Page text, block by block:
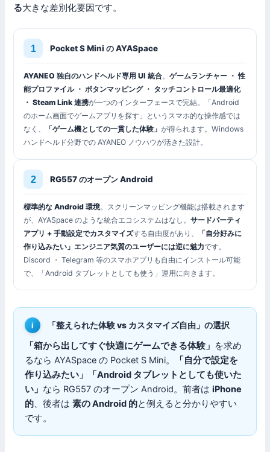
る大きな差別化要因です。
Pocket S Mini の AYASpace
AYANEO 独自のハンドヘルド専用 UI 統合。ゲームランチャー ・ 性
能プロファイル ・ ボタンマッピング ・ タッチコントロール最適化
・ Steam Link 連携が一つのインターフェースで完結。「Android
のホーム画面でゲームアプリを探す」というスマホ的な操作感では
なく、
「ゲーム機としての一貫した体験」が得られます。Windows
ハンドヘルド分野での AYANEO ノウハウが活きた設計。
RG557 のオープン Android
標準的な Android 環境。スクリーンマッピング機能は搭載されます
が、AYASpace のような統合エコシステムはなし。サードパーティ
アプリ + 手動設定でカスタマイズする自由度があり、
「自分好みに
作り込みたい」エンジニア気質のユーザーには逆に魅力です。
Discord ・ Telegram 等のスマホアプリも自由にインストール可能
で、「Android タブレットとしても使う」運用に向きます。
「整えられた体験 vs カスタマイズ自由」の選択
「箱から出してすぐ快適にゲームできる体験」 を求め
るなら AYASpace の Pocket S Mini。
「自分で設定を
作り込みたい」「Android タブレットとしても使いた
い」 なら RG557 のオープン Android。前者はiPhone
的、後者は素の Android 的と例えると分かりやすい
です。